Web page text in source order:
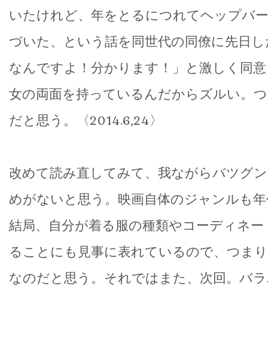
いたけれど、年をとるにつれてヘップバ
づいた、という話を同世代の同僚に先日
なんですよ！分かります！」と激しく同
女の両面を持っているんだからズルい。
だと思う。〈2014.6,24〉
改めて読み直してみて、我ながらバツグ
めがないと思う。映画自体のジャンルも
結局、自分が着る服の種類やコーディネ
ることにも見事に表れているので、つま
なのだと思う。それではまた、次回。バ